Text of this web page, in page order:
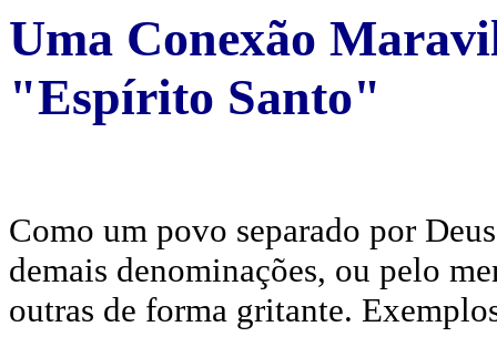
Uma Conexão
"Espírito Santo"
Como um povo separado por
demais denominações, ou pelo
outras de forma gritante.